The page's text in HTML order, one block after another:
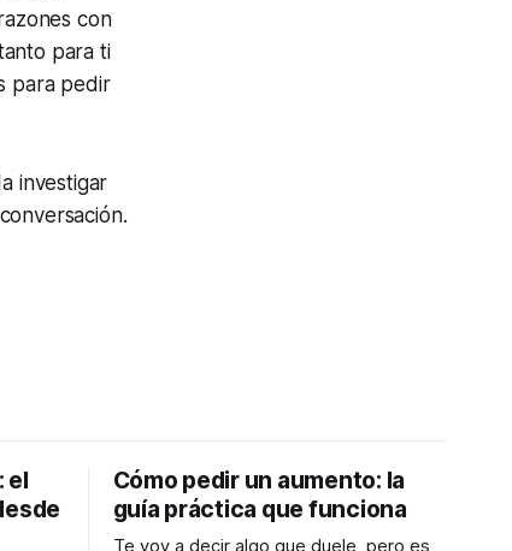
con
para ti
para pedir
investigar
el
Cómo pedir un aumento: la
guía práctica que funciona
Te voy a decir algo que duele, pero es